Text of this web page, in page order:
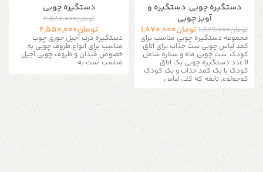
دستگیره‌ چوبی,دستگیره و
آویز چوبی
تومان1,879,000تومان1,870,000
مجموعه دستگیره چوبی مناسب برای
کمد لباس چوبی ست جذاب برای اتاق
کودک ست چوبی ماه و ستاره شامل
11 عدد دستگیره چوبی یک اتاق
کودک با یک کمد جذاب و یک کودک
کوچولوی نابغه که کلی لباس
خوشگل و جذاب داره وقتی جذاب تر
میشه که این در های کمد الملن های
چوبی جذابی داشته باشه که هر
کدومشون یه طرح و مدل خاص دارن
دستگیره اتاق
کودک مدل ماه و
دستگیره‌ چوبی
تومان2,580,000
تومان2,550,000
دستگیره درب آجیل خوری چوب
مناسب برای انواع ظروف چوبی به
خصوص قندان و ظروف چوبی آجیل
مناسب است به